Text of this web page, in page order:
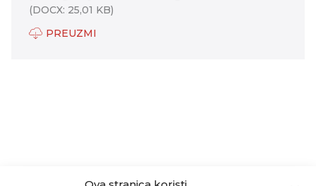
(DOCX: 25,01 KB)
PREUZMI